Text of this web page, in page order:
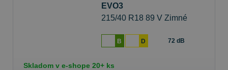
EVO3
215/40 R18 89 V Zimné
B D 72 dB
Skladom v e-shope 20+ ks